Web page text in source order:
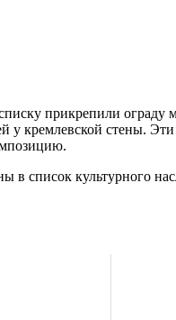
прикрепили
у кремлевской стены.
список культурного